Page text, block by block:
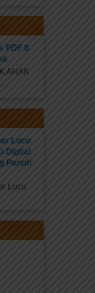
PDF 8
ANAK
Lucu
Digital
Penuh
Lucu